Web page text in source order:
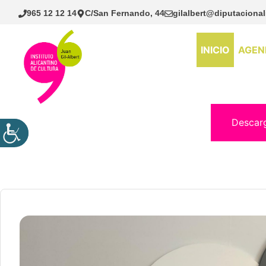
Saltar
965 12 12 14 C/San Fernando, 44
INICIO